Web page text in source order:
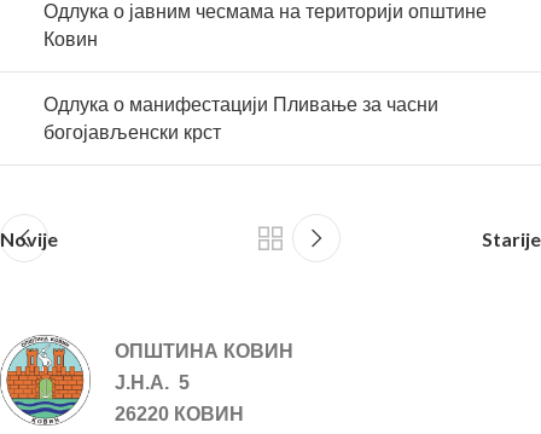
Одлука о јавним чесмама на територији општине
Ковин
Одлука о манифестацији Пливање за часни
богојављенски крст
Novije Starije
ОПШТИНА КОВИН
Ј.Н.А. 5
26220 КОВИН